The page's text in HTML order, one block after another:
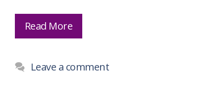
Read More
Leave a comment